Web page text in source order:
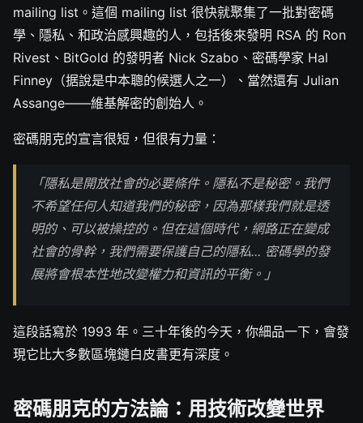
mailing list。這個 mailing list 很快就聚集了一批對密碼
學、隱私、和政治感興趣的人，包括後來發明 RSA 的 Ron
Rivest、BitGold 的發明者 Nick Szabo、密碼學家 Hal
Finney（据說是中本聰的候選人之一）、當然還有 Julian
Assange——維基解密的創始人。
密碼朋克的宣言很短，但很有力量：
「隱私是開放社會的必要條件。隱私不是秘密。我們
不希望任何人知道我們的秘密，因為那樣我們就是透
明的、可以被操控的。但在這個時代，網路正在變成
社會的骨幹，我們需要保護自己的隱私... 密碼學的發
展將會根本性地改變權力和資訊的平衡。」
這段話寫於 1993 年。三十年後的今天，你細品一下，會發
現它比大多數區塊鏈白皮書更有深度。
密碼朋克的方法論：用技術改變世界